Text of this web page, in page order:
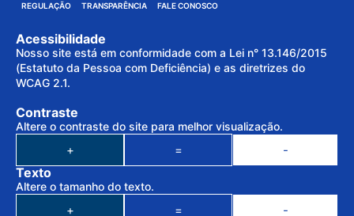
REGULAÇÃO TRANSPARÊNCIA FALE CONOSCO
Acessibilidade
Nosso site está em conformidade com a Lei n° 13.146/2015
(Estatuto da Pessoa com Deficiência) e as diretrizes do
WCAG 2.1.
Contraste
Altere o contraste do site para melhor visualização.
+ = -
Texto
Altere o tamanho do texto.
+ = -